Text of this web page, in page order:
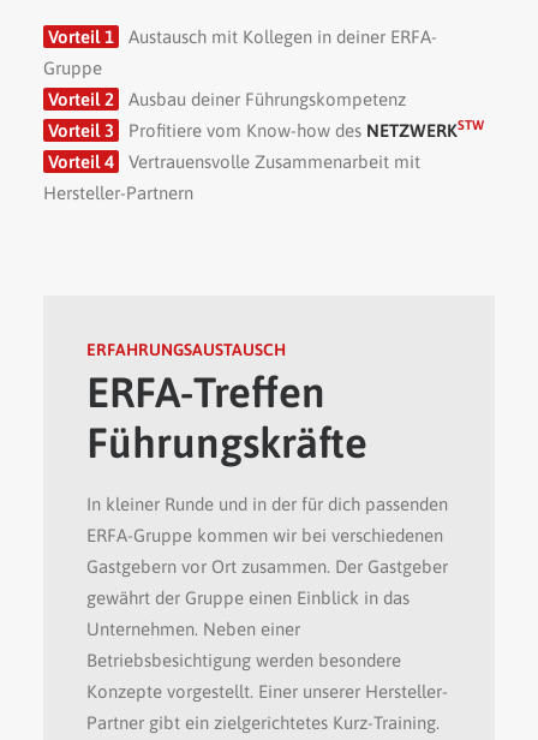
Vorteil 1
Austausch mit Kollegen in deiner ERFA-
Gruppe
Vorteil 2
Ausbau deiner Führungskompetenz
Vorteil 3
Profitiere vom Know-how des NETZWERKSTW
Vorteil 4
Vertrauensvolle Zusammenarbeit mit
Hersteller-Partnern
ERFAHRUNGSAUSTAUSCH
ERFA-Treffen
Führungskräfte
In kleiner Runde und in der für dich passenden
ERFA-Gruppe kommen wir bei verschiedenen
Gastgebern vor Ort zusammen. Der Gastgeber
gewährt der Gruppe einen Einblick in das
Unternehmen. Neben einer
Betriebsbesichtigung werden besondere
Konzepte vorgestellt. Einer unserer Hersteller-
Partner gibt ein zielgerichtetes Kurz-Training.